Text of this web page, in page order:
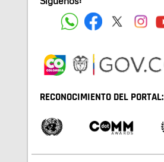
RECONOCIMIENTO DEL PORTAL: